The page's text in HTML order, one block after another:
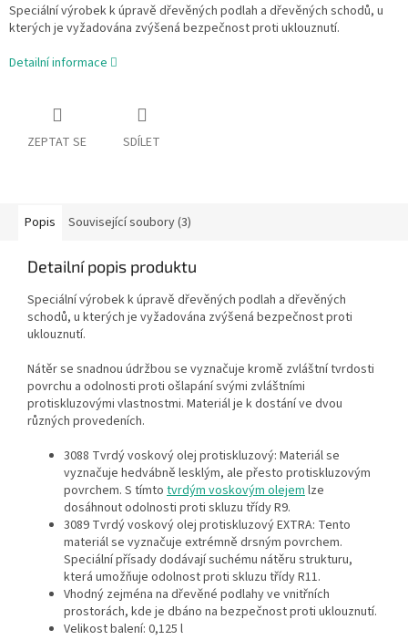
Speciální výrobek k úpravě dřevěných podlah a dřevěných schodů, u
kterých je vyžadována zvýšená bezpečnost proti uklouznutí.
Detailní informace
ZEPTAT SE SDÍLET
Popis Související soubory (3)
Detailní popis produktu
Speciální výrobek k úpravě dřevěných podlah a dřevěných
schodů, u kterých je vyžadována zvýšená bezpečnost proti
uklouznutí.
Nátěr se snadnou údržbou se vyznačuje kromě zvláštní tvrdosti
povrchu a odolnosti proti ošlapání svými zvláštními
protiskluzovými vlastnostmi. Materiál je k dostání ve dvou
různých provedeních.
3088 Tvrdý voskový olej protiskluzový: Materiál se
vyznačuje hedvábně lesklým, ale přesto protiskluzovým
povrchem. S tímto tvrdým voskovým olejemlze
dosáhnout odolnosti proti skluzu třídy R9.
3089 Tvrdý voskový olej protiskluzový EXTRA: Tento
materiál se vyznačuje extrémně drsným povrchem.
Speciální přísady dodávají suchému nátěru strukturu,
která umožňuje odolnost proti skluzu třídy R11.
Vhodný zejména na dřevěné podlahy ve vnitřních
prostorách, kde je dbáno na bezpečnost proti uklouznutí.
Velikost balení: 0,125 l